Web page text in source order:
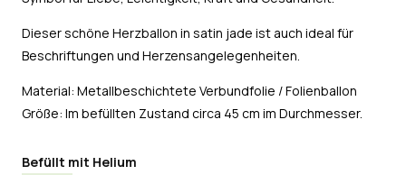
Dieser schöne Herzballon in satin jade ist auch ideal für
Beschriftungen und Herzensangelegenheiten.
Material: Metallbeschichtete Verbundfolie / Folienballon
Größe: Im befüllten Zustand circa 45 cm im Durchmesser.
Befüllt mit Helium